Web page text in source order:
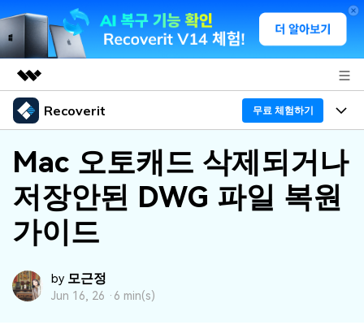
주요 제품
유틸리티
비즈니스
솔루션
회사 소개
뉴스룸
플랜 및 가격
Recoverit 무료 체험하기
프로그램
Recoverit - Windows 버전
선도적인 데이터 복구 전문가
기능
미디어 복구하기
문서 복구하기
복구 Tips
외장 저장장치 복구
리커버릿 개요
Mac 오토캐드 삭제되거나
저장안된 DWG 파일 복원
가이드
by 모근정
Jun 16, 26 · 6 min(s)